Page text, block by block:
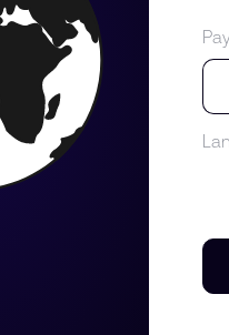
Move Noa. Accessoire
en or blanc pavé Move
épurées et son éclat
diamantaire. Le
pour le jeu de lumière
et au pavé-diamant